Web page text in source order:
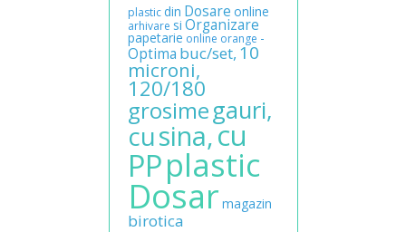
plastic din Dosare online
arhivare si Organizare
papetarie online orange -
Optima buc/set, 10
microni,
120/180
grosimegauri,
cusina,cu
PPplastic
Dosar magazin
birotica